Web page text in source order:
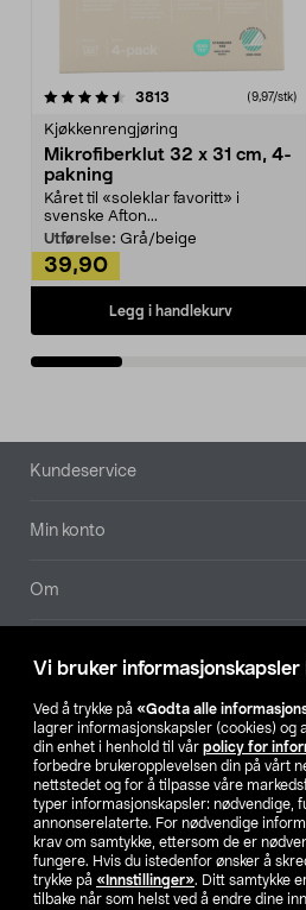
Vi bruker informasjonskapsler
Ved å trykke på «Godta alle
lagrer informasjonskapsler (cookies) og
din enhet i henhold til vår policy for
forbedre brukeropplevelsen din på vårt
nettstedet og for å tilpasse våre
typer informasjonskapsler: nødvendige,
annonserelaterte. For nødvendige
krav om samtykke, ettersom de er
fungere. Hvis du istedenfor ønsker å
trykke på «Innstillinger». Ditt samtykke
tilbake når som helst ved å endre dine
3813 anmeldelser(9,97/stk)
Kjøkkenrengjøring
Mikrofiberklut 32 x 31 cm, 4-
pakning
Kåret til «soleklar favoritt» i
svenske Afton...
Utførelse: Grå/beige
39,90
Legg i handlekurv
4.5av 5 stjerner
Bunntekst
Kundeservice
Min konto
Om
Våre selskaper
Finn din
SE NO